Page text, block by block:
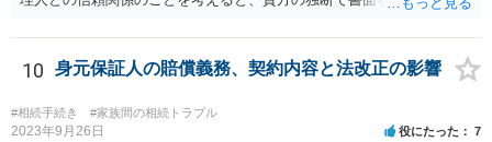
士が主張書面の提出を渋っているようですが、弁護士として提出の実
益がないと考えている可能性もあると思いますので、そのあたりも含
めて、弁護士見解を確認等するためによく打ち合わせた方がよいと思
います。単に面倒臭いということで書面提出をしないということであ
れば、当該弁護士との委任関係を修了した上で、貴方のほうで書面提
10 身元保証人の賠償義務、契約内容と法改正の影響
#相続手続き #家族間の相続トラブル
2023年9月26日 役にたった 7